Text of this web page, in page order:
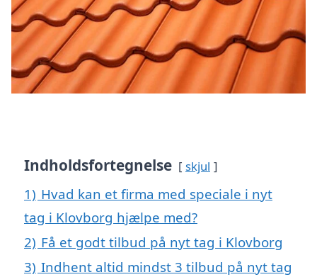
Indholdsfortegnelse skjul
1) Hvad kan et firma med speciale i nyt
tag i Klovborg hjælpe med?
2) Få et godt tilbud på nyt tag i Klovborg
3) Indhent altid mindst 3 tilbud på nyt tag